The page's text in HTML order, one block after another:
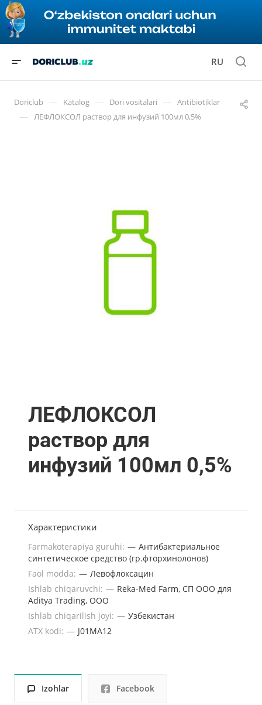
RU
Doriclub — Katalog — Dori vositalari — Antibiotiklar
— ЛЕФЛОКСОЛ раствор для инфузий 100мл 0,5%
ЛЕФЛОКСОЛ
раствор для
инфузий 100мл 0,5%
Характеристики
Farmakoterapiya guruhi: — Антибактериальное
синтетическое средство (гр.фторхинолонов)
Faol modda: — Левофлоксацин
Ishlab chiqaruvchi: — Reka-Med Farm, СП ООО для
Aditya Trading, ООО
Ishlab chiqarilish joyi: — Узбекистан
ATX kodi: — J01MA12
Izohlar Facebook